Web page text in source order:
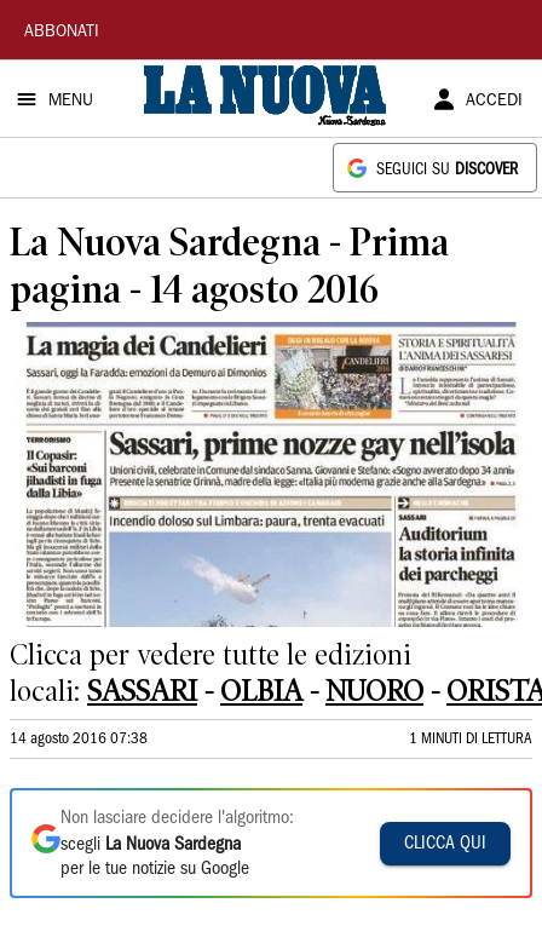
La
Nuova
Sardegna
ABBONATI
MENU ACCEDI
SEGUICI SU DISCOVER
La Nuova Sardegna - Prima
pagina - 14 agosto 2016
Clicca per vedere tutte le edizioni
locali: SASSARI- OLBIA-NUORO -
14 agosto 2016 07:38 1 MINUTI DI LETTURA
Non lasciare decidere l'algoritmo:
scegli La Nuova Sardegna
per le tue notizie su Google
CLICCA QUI